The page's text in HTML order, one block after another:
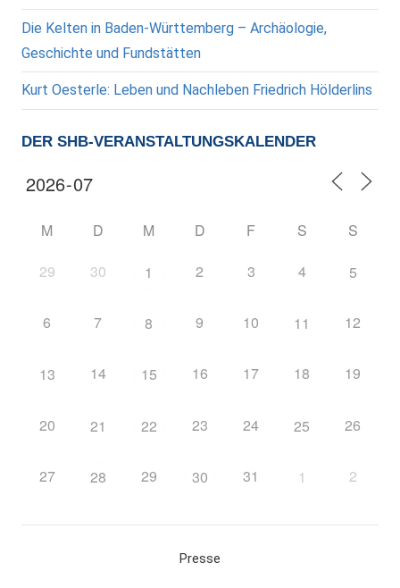
Die Kelten in Baden-Württemberg – Archäologie,
Geschichte und Fundstätten
Kurt Oesterle: Leben und Nachleben Friedrich Hölderlins
DER SHB-VERANSTALTUNGSKALENDER
M D M D F S S
29 30 1 2 3 4 5
6 7 8 9 10 11 12
13 14 15 16 17 18 19
20 21 22 23 24 25 26
27 28 29 30 31 1 2
Presse